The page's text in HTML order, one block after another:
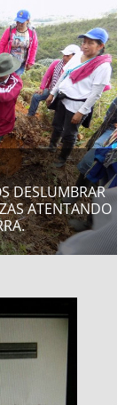
DESLUMBRAR
ATENTANDO